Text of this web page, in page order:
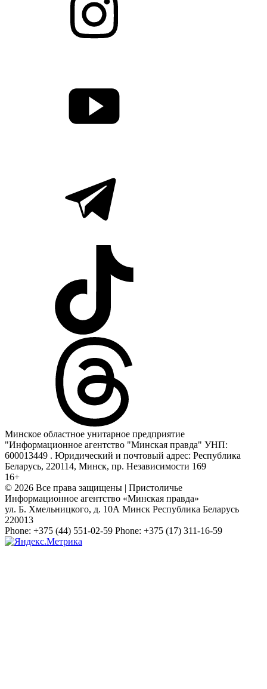
Минское областное унитарное предприятие
"Информационное агентство "Минская правда" УНП:
600013449 . Юридический и почтовый адрес: Республика
Беларусь, 220114, Минск, пр. Независимости 169
16+
© 2026 Все права защищены | Пристоличье
Информационное агентство «Минская правда»
ул. Б. Хмельницкого, д. 10А Минск Республика Беларусь
220013
Phone: +375 (44) 551-02-59 Phone: +375 (17) 311-16-59